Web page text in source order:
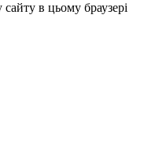
в цьому браузері